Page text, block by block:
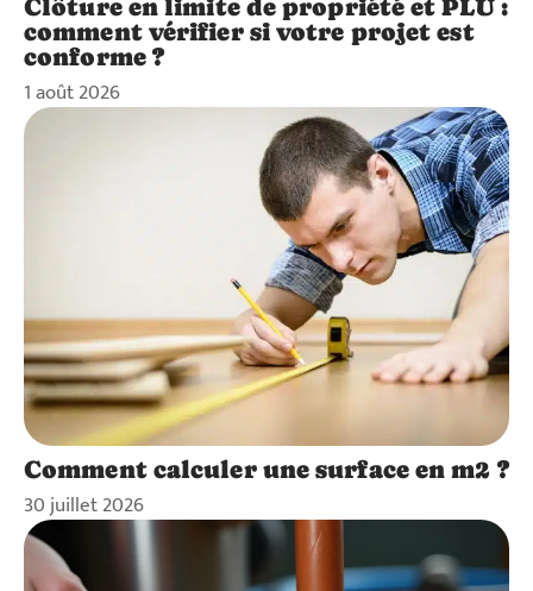
Clôture en limite de propriété et PLU :
comment vérifier si votre projet est
conforme ?
1 août 2026
Comment calculer une surface en m2 ?
30 juillet 2026